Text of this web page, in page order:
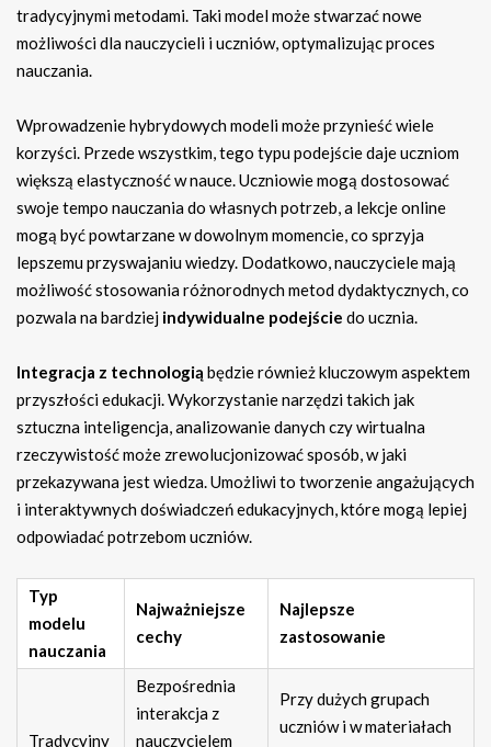
tradycyjnymi metodami. Taki model może stwarzać nowe
możliwości dla nauczycieli i uczniów, optymalizując proces
nauczania.
Wprowadzenie hybrydowych modeli może przynieść wiele
korzyści. Przede wszystkim, tego typu podejście daje uczniom
większą elastyczność w nauce. Uczniowie mogą dostosować
swoje tempo nauczania do własnych potrzeb, a lekcje online
mogą być powtarzane w dowolnym momencie, co sprzyja
lepszemu przyswajaniu wiedzy. Dodatkowo, nauczyciele mają
możliwość stosowania różnorodnych metod dydaktycznych, co
pozwala na bardziej indywidualne podejście do ucznia.
Integracja z technologią będzie również kluczowym aspektem
przyszłości edukacji. Wykorzystanie narzędzi takich jak
sztuczna inteligencja, analizowanie danych czy wirtualna
rzeczywistość może zrewolucjonizować sposób, w jaki
przekazywana jest wiedza. Umożliwi to tworzenie angażujących
i interaktywnych doświadczeń edukacyjnych, które mogą lepiej
odpowiadać potrzebom uczniów.
Typ
modelu
nauczania
Najważniejsze
cechy
Najlepsze
zastosowanie
Tradycyjny
Bezpośrednia
interakcja z
nauczycielem
Przy dużych grupach
uczniów i w materiałach